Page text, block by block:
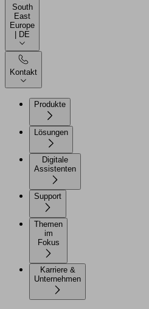
South
East
Europe
| DE
Kontakt
Produkte
Lösungen
Digitale
Assistenten
Support
Themen
im
Karriere &
Unternehmen